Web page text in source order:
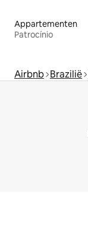
Appartementen
Patrocínio
Airbnb Brazilië